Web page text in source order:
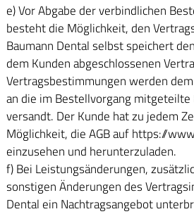
e) Vor Abgabe der verbindlichen
besteht die Möglichkeit, den
Baumann Dental selbst speichert
dem Kunden abgeschlossenen
Vertragsbestimmungen werden
an die im Bestellvorgang
versandt. Der Kunde hat zu jedem
Möglichkeit, die AGB auf https://
einzusehen und herunterzuladen.
f) Bei Leistungsänderungen,
sonstigen Änderungen des
Dental ein Nachtragsangebot